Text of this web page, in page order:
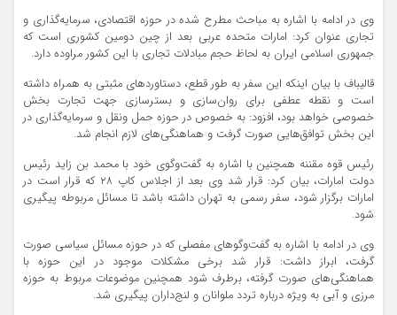
وی در ادامه با اشاره به مباحث مطرح شده در حوزه اقتصادی، سرمایه‌گذاری و
تجاری عنوان کرد: امارات متحده عربی بعد از چین دومین کشوری است که
جمهوری اسلامی ایران به لحاظ حجم مبادلات تجاری با این کشور مراوده دارد.
قالیباف با بیان اینکه این سفر به طور قطع، دستاوردهای مثبتی به همراه داشته
است و نقطه عطفی برای روان‌سازی و بسترسازی جهت تجارت بخش
خصوصی خواهد بود، افزود: به خصوص در حوزه حمل‌ ونقل و سرمایه‌گذاری در
این بخش توافق‌هایی صورت گرفت و هماهنگی‌های لازم انجام شد.
رئیس قوه مقننه همچنین با اشاره به گفت‌وگوی خود با محمد بن زاید رئیس
دولت امارات، بیان کرد: قرار شد وی بعد از اجلاس کاپ ۲۸ که قرار است در
امارات برگزار شود، سفر رسمی به تهران داشته باشد تا مسائل مربوطه پیگیری
شود.
وی در ادامه با اشاره به گفت‌وگوهای مفصلی که در حوزه مسائل سیاسی صورت
گرفت، ابراز داشت: قرار شد برخی مشکلات موجود در این حوزه با
هماهنگی‌های صورت گرفته، برطرف شود همچنین موضوعات مربوط به حوزه
مرزی و آبی به ویژه درباره تردد ملوانان و لنج‌داران پیگیری شد.